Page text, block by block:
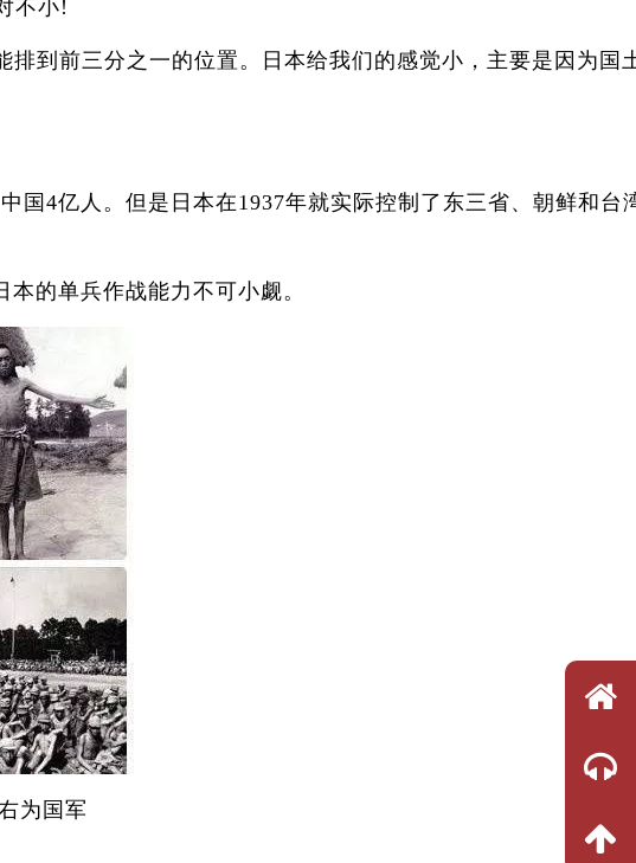
不小!
到前三分之一的位置。日本给我们的感觉小，主要是因为国
4亿人。但是日本在1937年就实际控制了东三省、朝鲜和台
的单兵作战能力不可小觑。
为国军